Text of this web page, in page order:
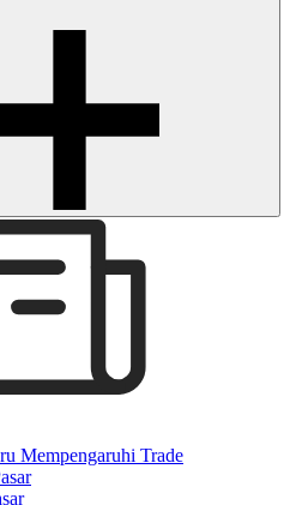
Mempengaruhi Trade